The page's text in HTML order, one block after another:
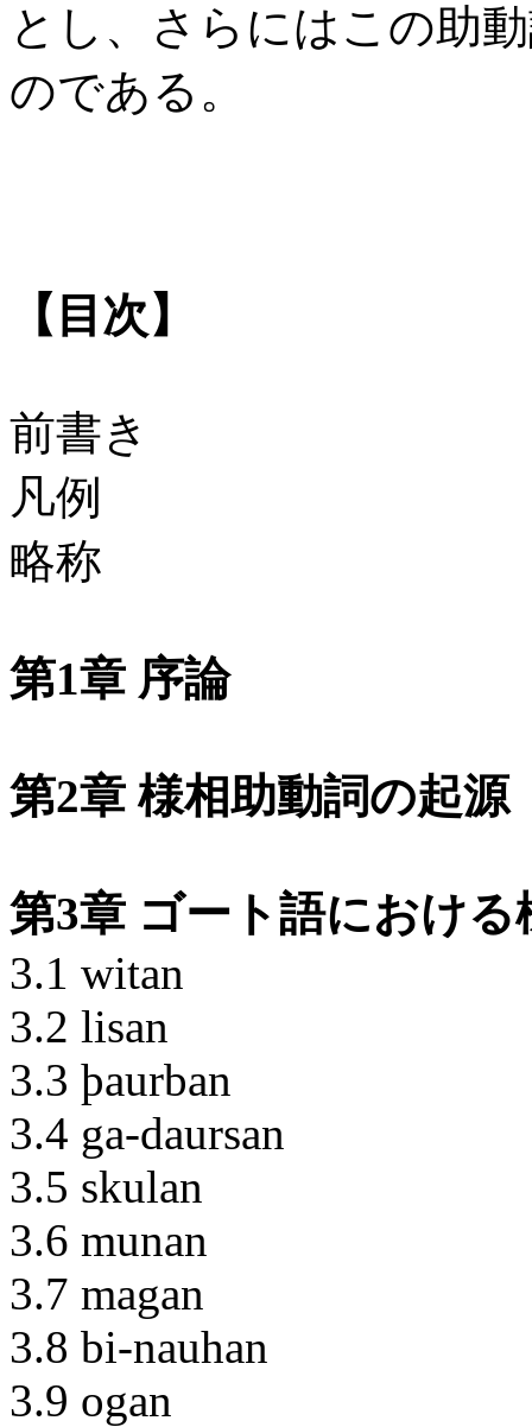
とし、さらにはこの助
のである。
【目次】
前書き
凡例
略称
第1章 序論
第2章 様相助動詞の起源
第3章 ゴート語における
3.1 witan
3.2 lisan
3.3 þaurban
3.4 ga-daursan
3.5 skulan
3.6 munan
3.7 magan
3.8 bi-nauhan
3.9 ogan